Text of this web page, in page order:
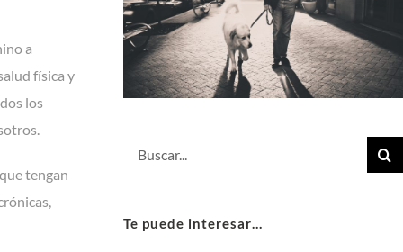
a
física y
los
tengan
Buscar:
Te puede interesar…